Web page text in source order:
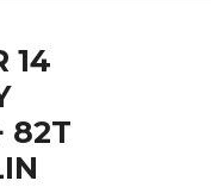
14
82T